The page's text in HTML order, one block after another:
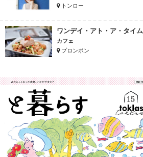
トンロー
ワンデイ・アト・ア・タイム
カフェ
プロンポン